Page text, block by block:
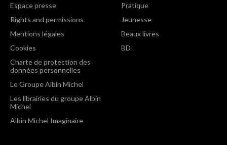
Espace presse
Rights and permissions
Mentions légales
Cookies
Charte de protection des
données personnelles
Le Groupe Albin Michel
Les librairies du groupe Albin
Michel
Albin Michel Imaginaire
Pratique
Jeunesse
Beaux livres
BD